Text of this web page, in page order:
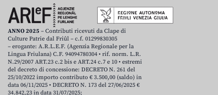
ANNO 2025 – Contributi ricevuti da Clape di
Culture Patrie dal Friûl – c.f. 01299830305
– erogante: A.R.L.E.F. (Agenzia Regionale per la
Lingua Friulana) C.F. 94094780304 • rif. norm. L.R.
N.29/2007 ART.23 c.2 bis e ART.24 c.7 e 10 • estremi
del decreto di concessione: DECRETO N. 261 del
25/10/2022 importo contributo € 3.500,00 (saldo) in
data 06/11/2025 • DECRETO N. 173 del 27/06/2025 €
34.842,23 in data 31/07/2025;